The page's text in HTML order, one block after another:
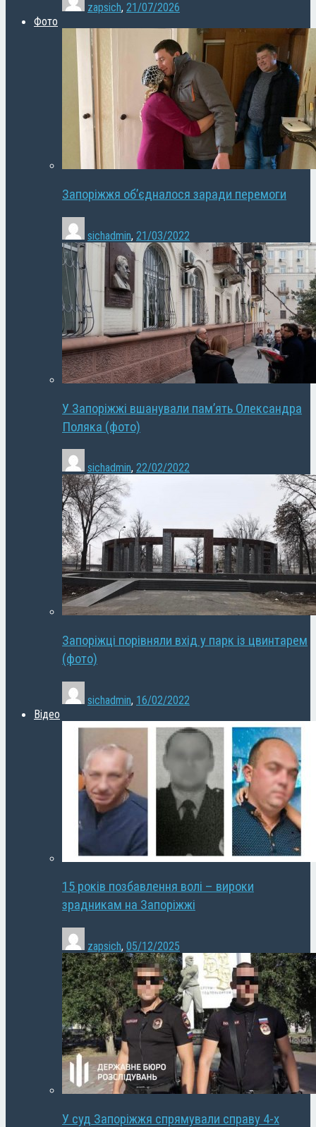
zapsich, 21/07/2026
Фото
Запоріжжя об’єдналося заради перемоги
sichadmin, 21/03/2022
У Запоріжжі вшанували пам’ять Олександра
Поляка (фото)
sichadmin, 22/02/2022
Запоріжці порівняли вхід у парк із цвинтарем
(фото)
sichadmin, 16/02/2022
Відео
15 років позбавлення волі – вироки
зрадникам на Запоріжжі
zapsich, 05/12/2025
У суд Запоріжжя спрямували справу 4-х